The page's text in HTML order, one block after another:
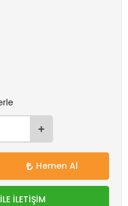
Hemen Al
İLETİŞİM